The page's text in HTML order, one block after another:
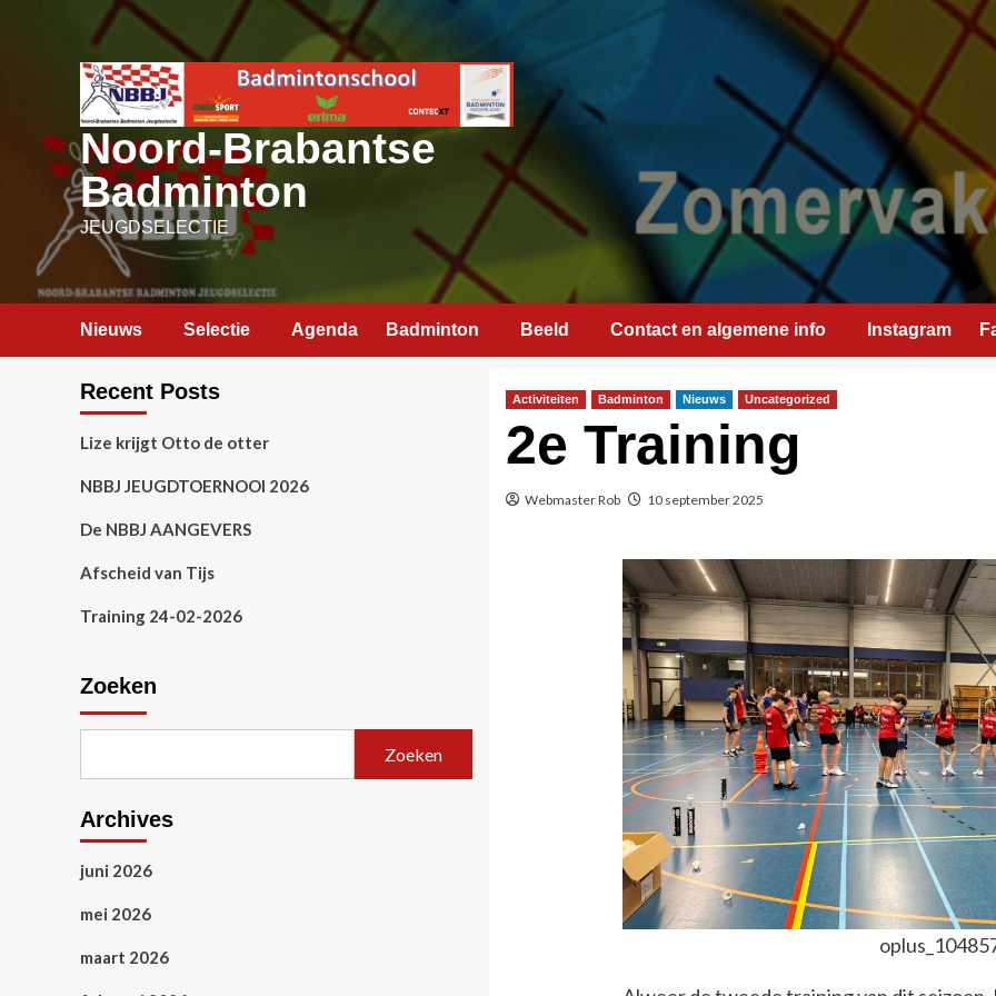
Noord-Brabantse
Badminton
JEUGDSELECTIE
Nieuws Selectie Agenda Badminton Beeld Contact en algemene info Instagram
Activiteiten Badminton Nieuws Uncategorized
2e Training
Webmaster Rob 10 september 2025
Recent Posts
Lize krijgt Otto de otter
NBBJ JEUGDTOERNOOI 2026
De NBBJ AANGEVERS
Afscheid van Tijs
Training 24-02-2026
Zoeken
Zoeken
Archives
juni 2026
mei 2026
maart 2026